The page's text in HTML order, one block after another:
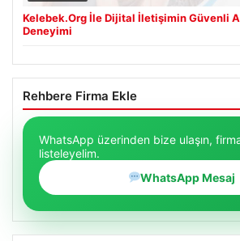
Kelebek.Org İle Dijital İletişimin Güvenli
Deneyimi
Rehbere Firma Ekle
WhatsApp üzerinden bize ulaşın,
listeleyelim.
WhatsApp Mesaj